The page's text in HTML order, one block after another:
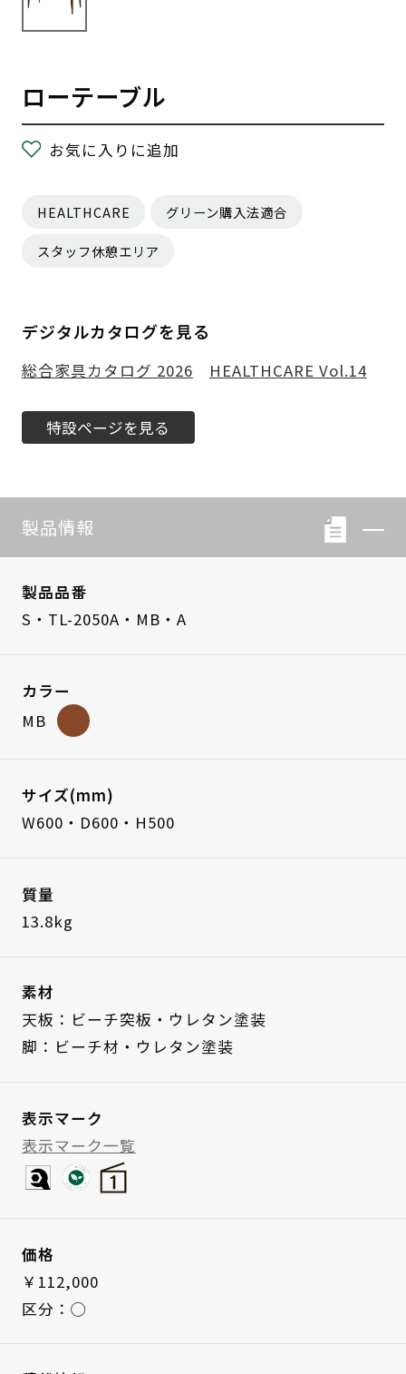
ローテーブル
お気に入りに追加
HEALTHCARE グリーン購入法適合
スタッフ休憩エリア
デジタルカタログを見る
総合家具カタログ 2026 HEALTHCARE Vol.14
特設ページを見る
製品情報
製品品番
S・TL-2050A・MB・A
カラー
MB
サイズ(mm)
W600・D600・H500
質量
13.8kg
素材
天板：ビーチ突板・ウレタン塗装
脚：ビーチ材・ウレタン塗装
表示マーク
表示マーク一覧
価格
￥112,000
区分：◯